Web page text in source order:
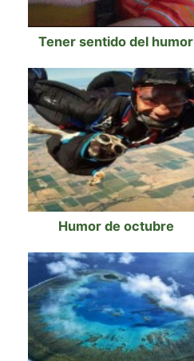
Tener sentido del humor
Humor de octubre